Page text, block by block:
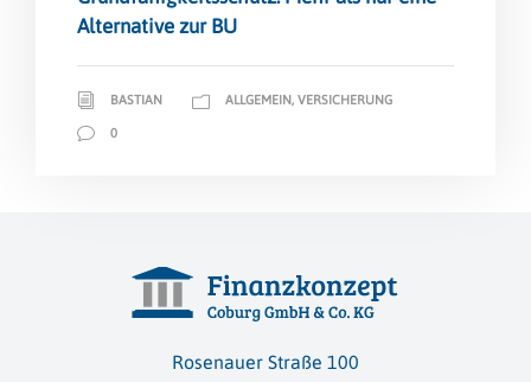
Alternative zur BU
BASTIAN ALLGEMEIN, VERSICHERUNG
0
Rosenauer Straße 100